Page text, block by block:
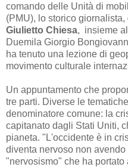
comando delle Unità di
(PMU), lo storico
Giulietto Chiesa, insieme
Duemila Giorgio
ha tenuto una lezione di
movimento culturale
Un appuntamento che
tre parti. Diverse le
denominatore comune: la
capitanato dagli Stati Uniti,
pianeta. "L'occidente è in
diventa nervoso non
"nervosismo" che ha